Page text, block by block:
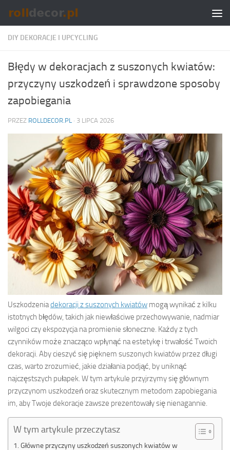
Skip to content
DIY DEKORACJE I UPCYCLING
Błędy w dekoracjach z suszonych kwiatów:
przyczyny uszkodzeń i sprawdzone sposoby
zapobiegania
PRZEZ ROLLDECOR.PL · 3 LIPCA 2026
Uszkodzeniadekoracji z suszonych kwiatów mogą wynikać z kilku
istotnych błędów, takich jak niewłaściwe przechowywanie, nadmiar
wilgoci czy ekspozycja na promienie słoneczne. Każdy z tych
czynników może znacząco wpłynąć na estetykę i trwałość Twoich
dekoracji. Aby cieszyć się pięknem suszonych kwiatów przez długi
czas, warto zrozumieć, jakie działania podjąć, by uniknąć
najczęstszych pułapek. W tym artykule przyjrzymy się głównym
przyczynom uszkodzeń oraz skutecznym metodom zapobiegania
im, aby Twoje dekoracje zawsze prezentowały się nienagannie.
W tym artykule przeczytasz
Główne przyczyny uszkodzeń suszonych kwiatów w